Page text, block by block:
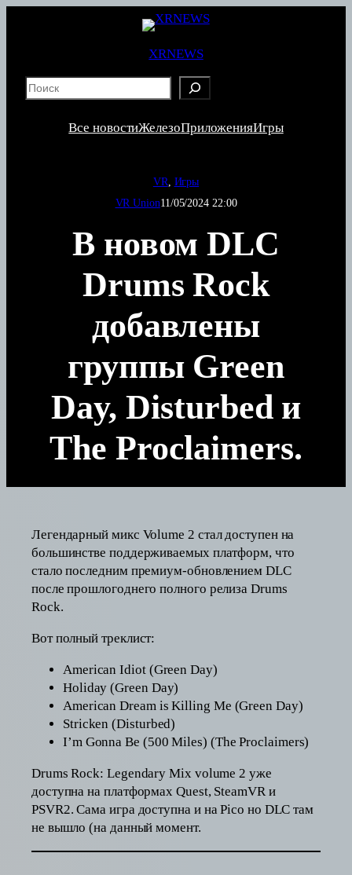
XRNEWS
Все новостиЖелезоПриложенияИгры
VR Игры
VR Union11/05/2024 22:00
В новом DLC
Drums Rock
добавлены
группы Green
Day, Disturbed и
The Proclaimers.
Легендарный микс Volume 2 стал доступен на
большинстве поддерживаемых платформ, что
стало последним премиум-обновлением DLC
после прошлогоднего полного релиза Drums
Rock.
Вот полный треклист:
American Idiot (Green Day)
Holiday (Green Day)
American Dream is Killing Me (Green Day)
Stricken (Disturbed)
I’m Gonna Be (500 Miles) (The Proclaimers)
Drums Rock: Legendary Mix volume 2 уже
доступна на платформах Quest, SteamVR и
PSVR2. Сама игра доступна и на Pico но DLC там
не вышло (на данный момент.